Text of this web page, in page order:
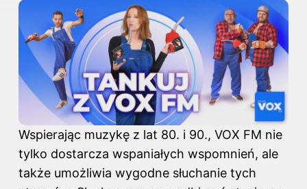
Wspierając muzykę z lat 80. i 90., VOX FM nie
tylko dostarcza wspaniałych wspomnień, ale
także umożliwia wygodne słuchanie tych